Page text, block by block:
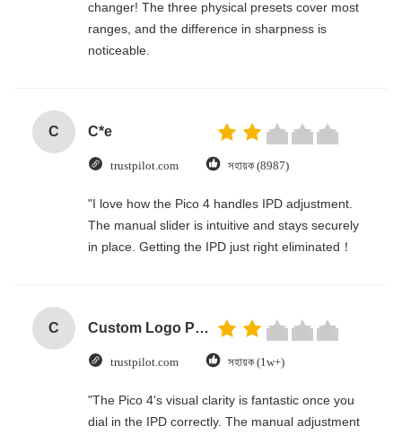
changer! The three physical presets cover most
ranges, and the difference in sharpness is
noticeable.
C C*e
trustpilot.com সহায়ক (8987)
"I love how the Pico 4 handles IPD adjustment.
The manual slider is intuitive and stays securely
in place. Getting the IPD just right eliminated！
C Custom Logo Paper Cardboard Packing Folding White / Black / Rose Gold Luxury Magnetic Gift Box with Ribbon Closure
trustpilot.com সহায়ক (1w+)
"The Pico 4's visual clarity is fantastic once you
dial in the IPD correctly. The manual adjustment